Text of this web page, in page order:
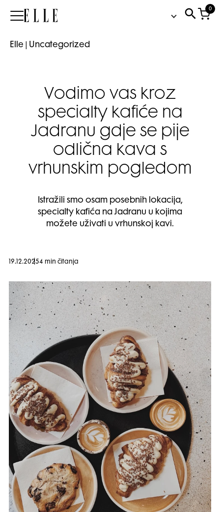
Elle
0
Elle Uncategorized
Vodimo vas kroz
specialty kafiće na
Jadranu gdje se pije
odlična kava s
vrhunskim pogledom
Istražili smo osam posebnih lokacija,
specialty kafića na Jadranu u kojima
možete uživati u vrhunskoj kavi.
19.12.20254 min čitanja